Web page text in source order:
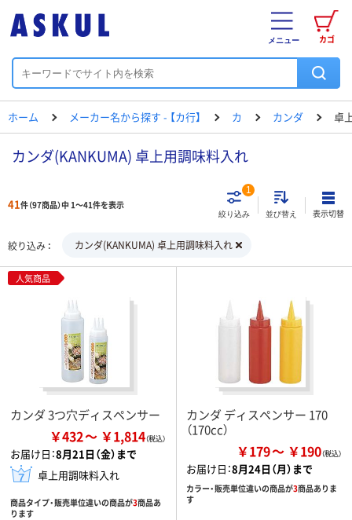
カゴ
メニュー
ホーム メーカー名から探す - 【カ行】 カ カンダ 卓
カンダ(KANKUMA) 卓上用調味料入れ
41件（97商品）中 1～41件を表示
絞り込み
1
並び替え 表示切替
絞り込み カンダ(KANKUMA) 卓上用調味料入れ
人気商品
カンダ 3つ穴ディスペンサー
￥432 ￥1,814
お届け日：8月21日（金）まで
卓上用調味料入れ
商品タイプ・販売単位違いの商品が3商品あ
ります
カンダ ディスペンサー 170
（170cc）
￥179 ￥190
お届け日：8月24日（月）まで
カラー・販売単位違いの商品が3商品ありま
す